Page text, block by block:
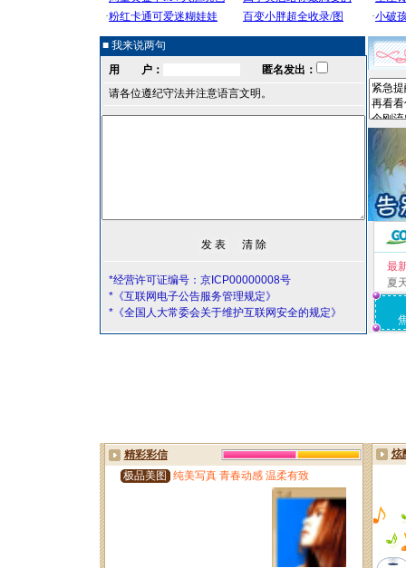
■ 我来说两句
用 户：
匿名发出：
请各位遵纪守法并注意语言文明。
*经营许可证编号：京ICP00000008号
*《互联网电子公告服务管理规定》
*《全国人大常委会关于维护互联网安全的规定》
最
夏